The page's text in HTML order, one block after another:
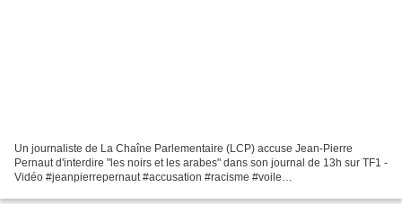
Un journaliste de La Chaîne Parlementaire (LCP) accuse Jean-Pierre
Pernaut d'interdire "les noirs et les arabes" dans son journal de 13h sur TF1 -
Vidéo #jeanpierrepernaut #accusation #racisme #voile